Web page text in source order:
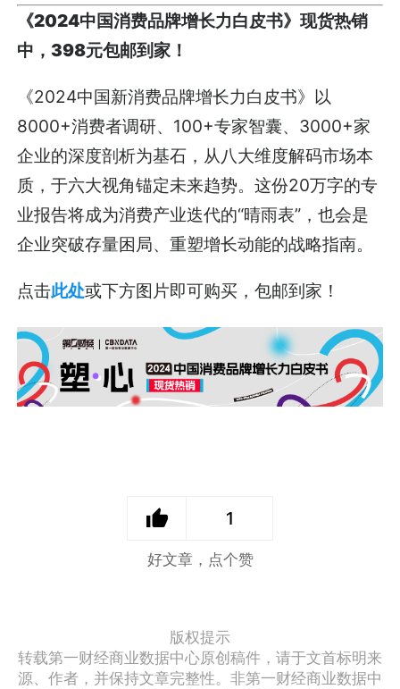
《2024中国消费品牌增长力白皮书》现货热销
中，398元包邮到家！
《2024中国新消费品牌增长力白皮书》以
8000+消费者调研、100+专家智囊、3000+家
企业的深度剖析为基石，从八大维度解码市场本
质，于六大视角锚定未来趋势。这份20万字的专
业报告将成为消费产业迭代的“晴雨表”，也会是
企业突破存量困局、重塑增长动能的战略指南。
点击此处或下方图片即可购买，包邮到家！
1
好文章，点个赞
版权提示
转载第一财经商业数据中心原创稿件，请于文首标明来
源、作者，并保持文章完整性。非第一财经商业数据中